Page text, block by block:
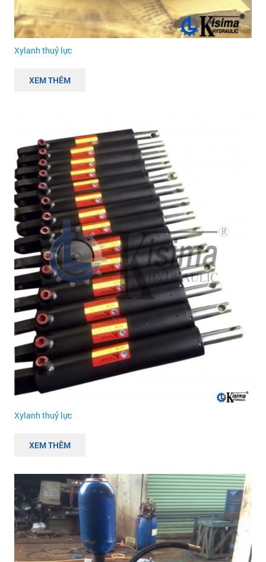
Xylanh thuỷ lực
XEM THÊM
Xylanh thuỷ lực
XEM THÊM